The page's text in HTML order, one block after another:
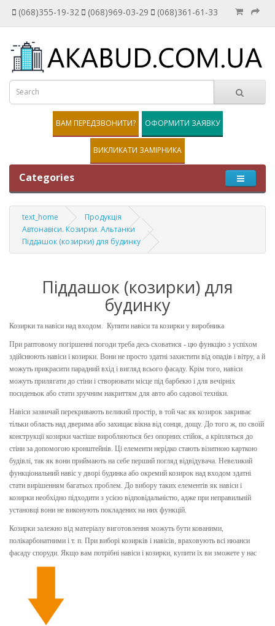
(068)355-19-32 (068)969-03-29 (068)361-61-33
ВАМ ПЕРЕДЗВОНИТИ? ОФОРМИТИ ЗАЯВКУ
ВИКЛИКАТИ ЗАМІРНИКА
Categories
text_home
Продукція
Автонавіси. Козирки. Альтанки
Піддашок (козирки) для будинку
Піддашок (козирки) для
будинку
Козирки та навіси над входом. Купити навіси та козирки у виробника
При раптовому погіршенні погоди треба десь сховатися - цю функцію з успіхом
здійснюють навіси і козирки. Вони не просто здатні захистити від опадів і вітру, а й
можуть прикрасити парадний вхід і вигляд всього фасаду. Крім того, навіси
можуть прилягати до стіни і створювати місце під барбекю і для вечірніх
посиденьок або стати зручним накриттям для авто або садової техніки.
Навіси зазвичай перекривають великий простір, в той час як козирок закриває
тільки область над дверима або захищає вікна від сонця, дощу. До того ж, по своїй
конструкції козирки частіше виробляються без опорних стійок, а кріпляться до
стіни за допомогою кронштейнів. Ці елементи нерідко стають візитною карткою
будівлі, так як вони приймають на себе перший погляд відвідувача. Невеликий
функціональний навіс у дворі будинка або окремий козирок над входом здатні
стати вирішенням багатьох проблем. До вибору таких елементів як навіси і
козирки необхідно підходити з усією відповідальністю, адже при неправильній
установці вони не виконують покладених на них функцій.
Козирки залежно від матеріалу виготовлення можуть бути кованими,
полікарбонатними і т. п. При виборі козирків і навісів, враховують всі нюанси
фасаду споруди. Якщо вам потрібні навіси і козирки, купити їх ви зможете у нас